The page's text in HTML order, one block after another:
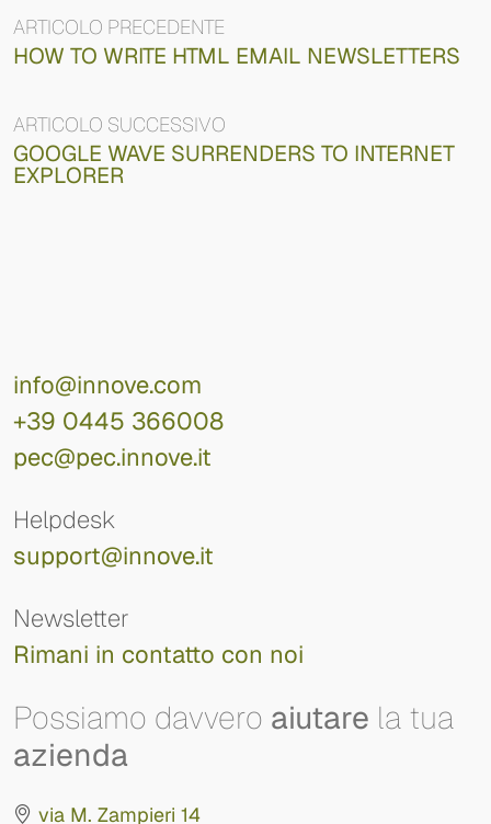
ARTICOLO PRECEDENTE
HOW TO WRITE HTML EMAIL NEWSLETTERS
ARTICOLO SUCCESSIVO
GOOGLE WAVE SURRENDERS TO INTERNET
EXPLORER
info@innove.com
+39 0445 366008
pec@pec.innove.it
Helpdesk
support@innove.it
Newsletter
Rimani in contatto con noi
Possiamo davvero aiutare la tua
azienda
via M. Zampieri 14